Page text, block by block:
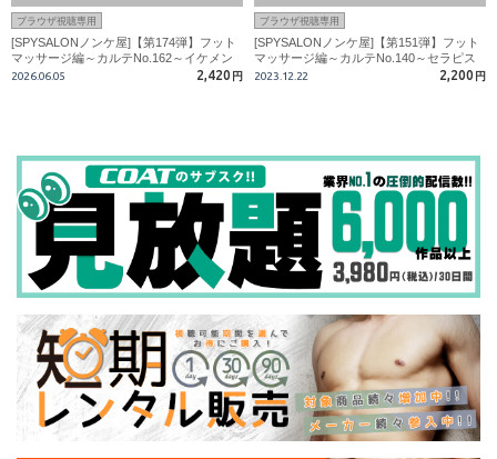
ブラウザ視聴専用
[SPYSALONノンケ屋]【第174弾】フット
マッサージ編～カルテNo.162～イケメン
大学生テニス部員！生掘られイキ！先生に
2026.06.05 2,420 円
ブラウザ視聴専用
[SPYSALONノンケ屋]【第151弾】フット
マッサージ編～カルテNo.140～セラピス
トがノンケ少年の頭を鷲づかみ!強〇喉奥
2023.12.22 2,200 円